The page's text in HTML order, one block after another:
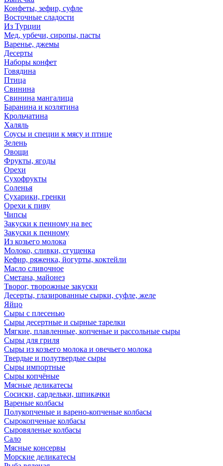
Конфеты, зефир, суфле
Восточные сладости
Из Турции
Мед, урбечи, сиропы, пасты
Варенье, джемы
Десерты
Наборы конфет
Говядина
Птица
Свинина
Свинина мангалица
Баранина и козлятина
Крольчатина
Халяль
Соусы и специи к мясу и птице
Зелень
Овощи
Фрукты, ягоды
Орехи
Сухофрукты
Соленья
Сухарики, гренки
Орехи к пиву
Чипсы
Закуски к пенному на вес
Закуски к пенному
Из козьего молока
Молоко, сливки, сгущенка
Кефир, ряженка, йогурты, коктейли
Масло сливочное
Сметана, майонез
Творог, творожные закуски
Десерты, глазированные сырки, суфле, желе
Яйцо
Сыры с плесенью
Сыры десертные и сырные тарелки
Мягкие, плавленные, копченые и рассольные сыры
Сыры для гриля
Сыры из козьего молока и овечьего молока
Твердые и полутвердые сыры
Сыры импортные
Сыры копчёные
Мясные деликатесы
Сосиски, сардельки, шпикачки
Вареные колбасы
Полукопченые и варено-копченые колбасы
Сырокопченые колбасы
Сыровяленые колбасы
Сало
Мясные консервы
Морские деликатесы